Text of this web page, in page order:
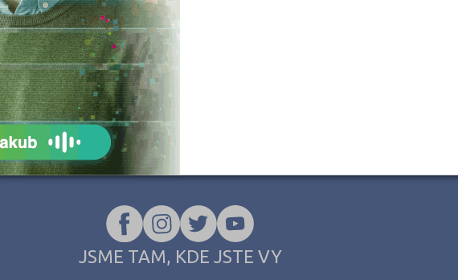
Havlíčkův Brod (3)
Hodonín (7)
Hradec Králové (9)
Cheb (3)
Chomutov (3)
Chrudim (3)
JSME TAM, KDE JSTE VY